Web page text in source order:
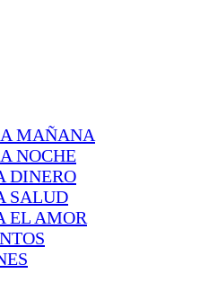
MAÑANA
NOCHE
DINERO
SALUD
EL AMOR